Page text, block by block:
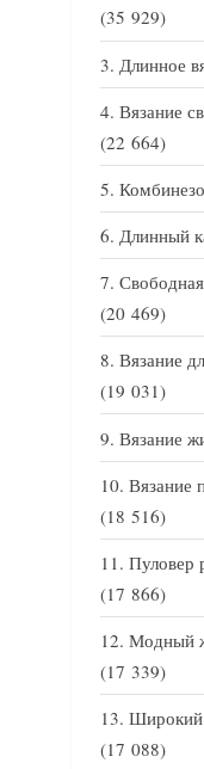
(35 929)
Длинное
Вязание
(22 664)
Длинный
(20 469)
Вязание
(19 031)
Вязание
Вязание
(18 516)
Пуловер
(17 866)
Модный
(17 339)
Широкий
(17 088)